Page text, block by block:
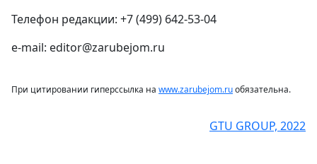
Телефон редакции: +7 (499) 642-53-04
e-mail: editor@zarubejom.ru
При цитировании гиперссылка на www.zarubejom.ruобязательна.
GTU GROUP, 2022